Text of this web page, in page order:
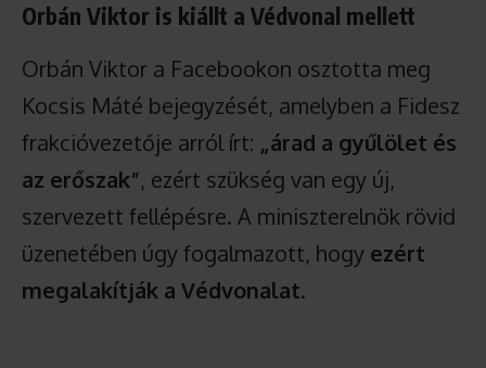
Orbán Viktor is kiállt a Védvonal mellett
Orbán Viktor a Facebookon osztotta meg
Kocsis Máté bejegyzését, amelyben a Fidesz
frakcióvezetője arról írt: „árad a gyűlölet és
az erőszak”, ezért szükség van egy új,
szervezett fellépésre. A miniszterelnök rövid
üzenetében úgy fogalmazott, hogy ezért
megalakítják a Védvonalat.